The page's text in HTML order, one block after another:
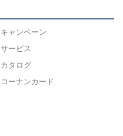
キャンペーン
サービス
カタログ
コーナンカード